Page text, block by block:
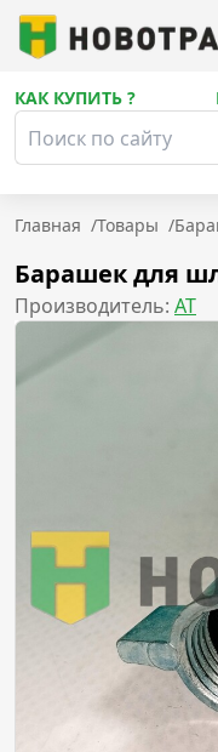
КАК КУПИТЬ ?
Главная /Товары /
Барашек для
Производитель: AT